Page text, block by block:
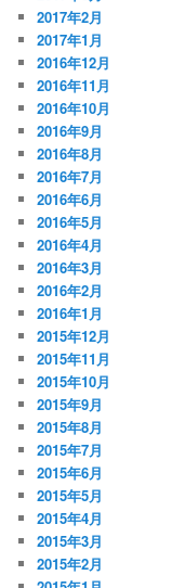
2017年2月
2017年1月
2016年12月
2016年11月
2016年10月
2016年9月
2016年8月
2016年7月
2016年6月
2016年5月
2016年4月
2016年3月
2016年2月
2016年1月
2015年12月
2015年11月
2015年10月
2015年9月
2015年8月
2015年7月
2015年6月
2015年5月
2015年4月
2015年3月
2015年2月